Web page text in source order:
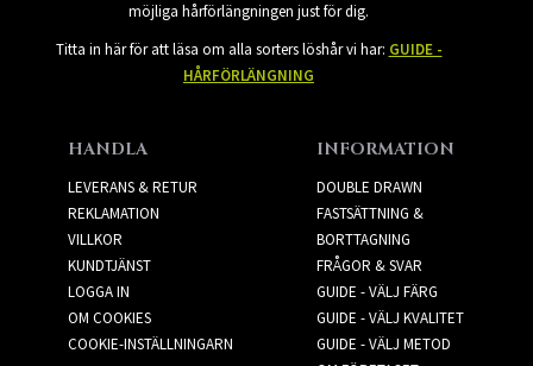
möjliga hårförlängningen just för dig.
Titta in här för att läsa om alla sorters löshår vi har: GUIDE -
HÅRFÖRLÄNGNING
HANDLA
LEVERANS & RETUR
REKLAMATION
VILLKOR
KUNDTJÄNST
LOGGA IN
OM COOKIES
COOKIE-INSTÄLLNINGARN
INFORMATION
DOUBLE DRAWN
FASTSÄTTNING &
BORTTAGNING
FRÅGOR & SVAR
GUIDE - VÄLJ FÄRG
GUIDE - VÄLJ KVALITET
GUIDE - VÄLJ METOD